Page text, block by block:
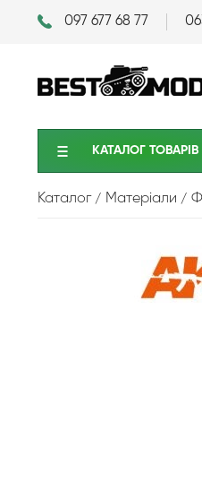
097 677 68 77
КАТАЛОГ ТОВАРIВ
Каталог Матеріали